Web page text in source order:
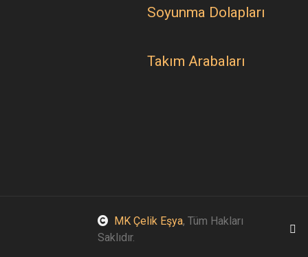
Soyunma Dolapları
Takım Arabaları
MK Çelik Eşya, Tüm Hakları
Saklıdır.